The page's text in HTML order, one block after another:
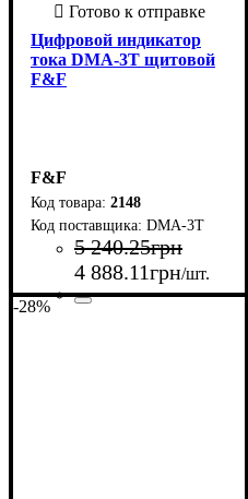
Цифровой индикатор
тока DMA-3T щитовой
F&F
F&F
2148
DMA-3T
5 240.25грн
4 888.11грн/шт.
Страна-производитель
Серия
-28%